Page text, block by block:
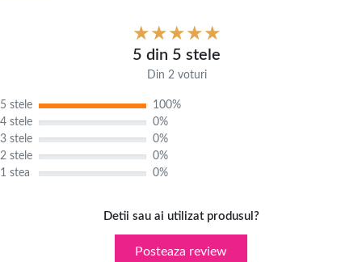
5 din 5 stele
Din 2 voturi
5 stele
100%
4 stele
0%
3 stele
0%
2 stele
0%
1 stea
0%
Detii sau ai utilizat produsul?
Posteaza review